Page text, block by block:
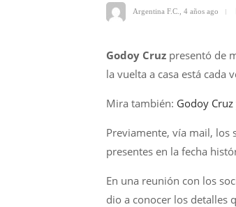
Argentina F.C. 4 años ago
Godoy Cruz presentó de
la vuelta a casa está cada
Mira también: Godoy
Previamente, vía mail, los
presentes en la fecha
En una reunión con los
dio a conocer los detalles